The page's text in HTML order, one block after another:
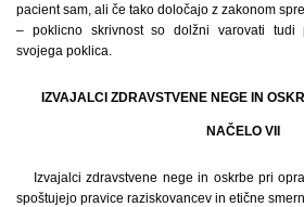
pacient sam, ali če tako določajo z zakonom
– poklicno skrivnost so dolžni varovati tudi
svojega poklica.
IZVAJALCI ZDRAVSTVENE NEGE IN
NAČELO VII
Izvajalci zdravstvene nege in oskrbe pri
spoštujejo pravice raziskovancev in etične